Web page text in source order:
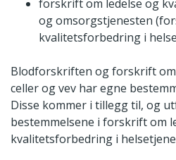
forskrift om ledelse og
og omsorgstjenesten
kvalitetsforbedring i
Blodforskriften og forskrift
celler og vev har egne
Disse kommer i tillegg til, og
bestemmelsene i forskrift om
kvalitetsforbedring i